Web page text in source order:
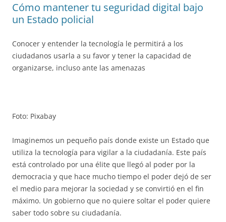
Cómo mantener tu seguridad digital bajo
un Estado policial
Conocer y entender la tecnología le permitirá a los
ciudadanos usarla a su favor y tener la capacidad de
organizarse, incluso ante las amenazas
Foto: Pixabay
Imaginemos un pequeño país donde existe un Estado que
utiliza la tecnología para vigilar a la ciudadanía. Este país
está controlado por una élite que llegó al poder por la
democracia y que hace mucho tiempo el poder dejó de ser
el medio para mejorar la sociedad y se convirtió en el fin
máximo. Un gobierno que no quiere soltar el poder quiere
saber todo sobre su ciudadanía.